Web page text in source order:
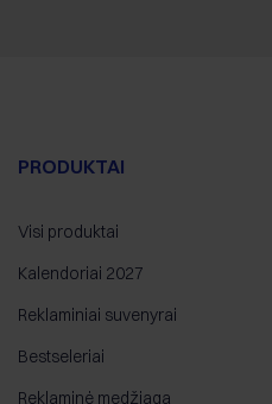
PRODUKTAI
Visi produktai
Kalendoriai 2027
Reklaminiai suvenyrai
Bestseleriai
Reklaminė medžiaga